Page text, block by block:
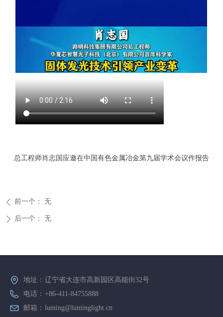
总工程师肖志国应邀在中国有色金属冶金第九届学术会议作报告
ꄴ 前一个： 无
ꄲ 后一个： 无
地址： 辽宁省大连市高新园区高能街32号
电话： +86-411-84755888
邮箱： luming@luminglight.cn